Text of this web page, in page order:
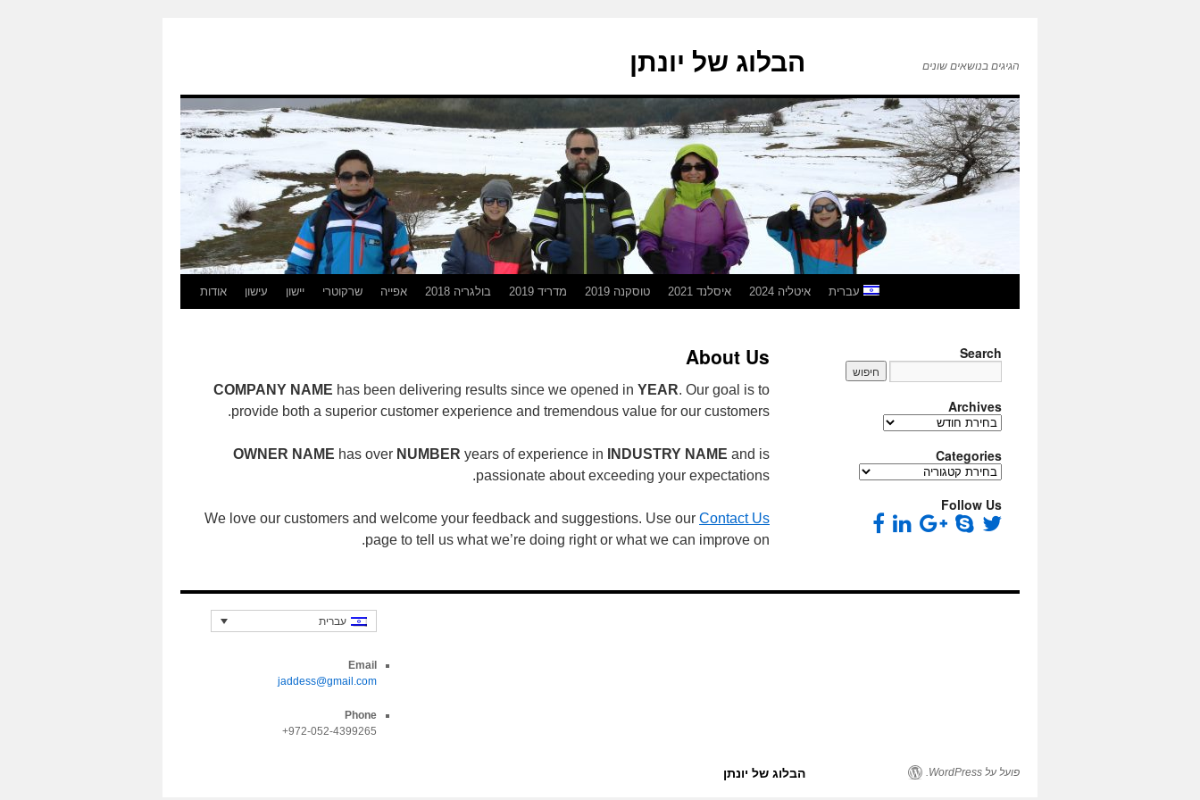
הבלוג של יונתן הגיגים בנושאים שונים
אודות עישון יישון שרקוטרי אפייה בולגריה 2018 מדריד 2019 טוסקנה 2019 איסלנד 2021 איטליה 2024 עברית
About Us
COMPANY NAME has been delivering results since we opened in YEAR. Our goal is to
provide both a superior customer experience and tremendous value for our customers.
OWNER NAME has over NUMBER years of experience in INDUSTRY NAME and is
passionate about exceeding your expectations.
We love our customers and welcome your feedback and suggestions. Use our Contact Us
page to tell us what we’re doing right or what we can improve on.
Search
Archives
Archives
Categories
Categories
Follow Us
עברית
Email
jaddess@gmail.com
Phone
972-052-4399265+
הבלוג של יונתן פועל על WordPress.